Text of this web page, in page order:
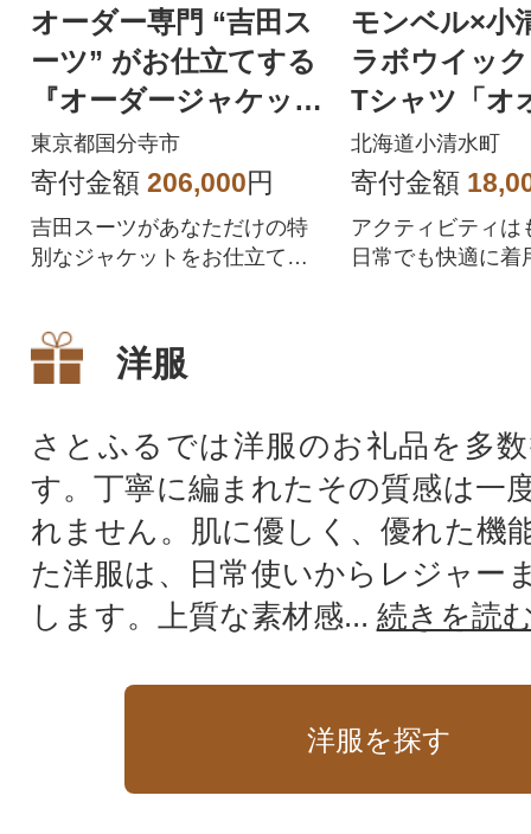
オーダー専門 “吉田ス
ーツ” がお仕立てする
『オーダージャケッ
ト』
東京都国分寺市
寄付金額 206,000円
吉田スーツがあなただけの特
別なジャケットをお仕立てし
モンベル×小
ラボウイッ
Tシャツ「オ
ダークネイ
サイズ
北海道小清水町
寄付金額
アクティビティは
日常でも快適に着
洋服
さとふるでは洋服のお礼品を多
す。丁寧に編まれたその質感は一
れません。肌に優しく、優れた機
た洋服は、日常使いからレジャー
します。上質な素材感... 続きを読
洋服を探す